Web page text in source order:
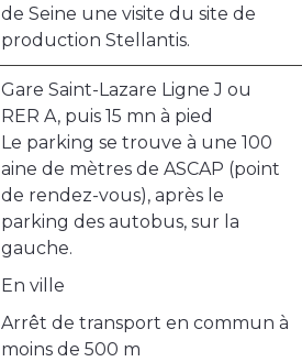
de Seine une visite du site de
production Stellantis.
Gare Saint-Lazare Ligne J ou
RER A, puis 15 mn à pied
Le parking se trouve à une 100
aine de mètres de ASCAP (point
de rendez-vous), après le
parking des autobus, sur la
gauche.
En ville
Arrêt de transport en commun à
moins de 500 m